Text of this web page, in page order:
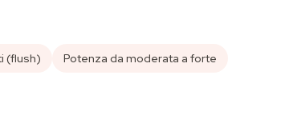
(flush)
Potenza da moderata a forte